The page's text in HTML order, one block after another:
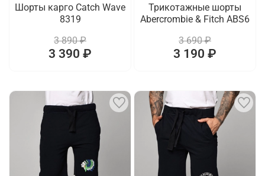
Шорты карго Catch Wave
8319
3 890 ₽
3 390 ₽
Трикотажные шорты
Abercrombie & Fitch ABS6
3 690 ₽
3 190 ₽